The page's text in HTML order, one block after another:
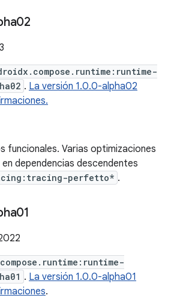
. La versión 1.0.0-alpha02
funcionales. Varias optimizaciones
dependencias descendentes
perfetto* .
. La versión 1.0.0-alpha01
.